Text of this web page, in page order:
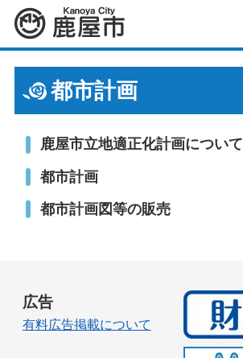
鹿屋市
都市計画
鹿屋市立地適正化計画について
都市計画
都市計画図等の販売
広告
有料広告掲載について